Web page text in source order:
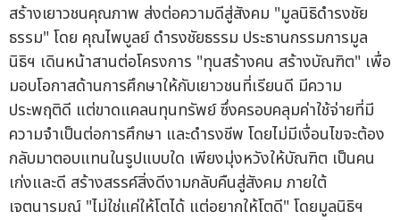
สร้างเยาวชนคุณภาพ ส่งต่อความดีสู่สังคม "มูลนิธิดำรงชัย
ธรรม" โดย คุณไพบูลย์ ดำรงชัยธรรม ประธานกรรมการมูล
นิธิฯ เดินหน้าสานต่อโครงการ "ทุนสร้างคน สร้างบัณฑิต" เพื่อ
มอบโอกาสด้านการศึกษาให้กับเยาวชนที่เรียนดี มีความ
ประพฤติดี แต่ขาดแคลนทุนทรัพย์ ซึ่งครอบคลุมค่าใช้จ่ายที่มี
ความจำเป็นต่อการศึกษา และดำรงชีพ โดยไม่มีเงื่อนไขจะต้อง
กลับมาตอบแทนในรูปแบบใด เพียงมุ่งหวังให้บัณฑิต เป็นคน
เก่งและดี สร้างสรรค์สิ่งดีงามกลับคืนสู่สังคม ภายใต้
เจตนารมณ์ "ไม่ใช่แค่ให้โตได้ แต่อยากให้โตดี" โดยมูลนิธิฯ